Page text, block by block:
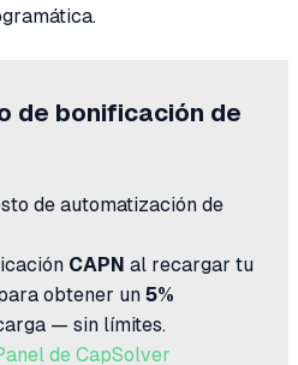
de bonificación de
de automatización de
CAPN al recargar tu
obtener un 5%
— sin límites.
de CapSolver